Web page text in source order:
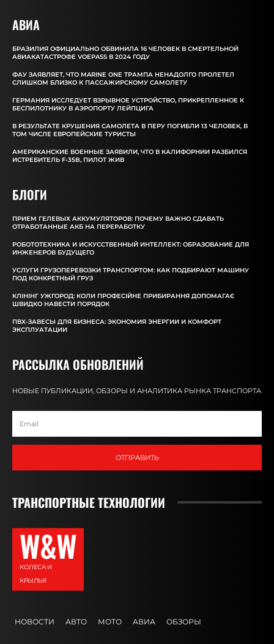
АВИА
БРАЗИЛИЯ ОФИЦИАЛЬНО ОБВИНИЛА 16 ЧЕЛОВЕК В СМЕРТЕЛЬНОЙ
АВИАКАТАСТРОФЕ VOEPASS В 2024 ГОДУ
ФАУ ЗАЯВЛЯЕТ, ЧТО MARINE ONE ТРАМПА НЕНАДОЛГО ПРОЛЕТЕЛ
СЛИШКОМ БЛИЗКО К ПАССАЖИРСКОМУ САМОЛЕТУ
ГЕРМАНИЯ ИССЛЕДУЕТ ВЗРЫВНОЕ УСТРОЙСТВО, ПРИКРЕПЛЕННОЕ К
БЕСПИЛОТНИКУ В АЭРОПОРТУ ЛЕЙПЦИГА
В РЕЗУЛЬТАТЕ КРУШЕНИЯ САМОЛЕТА В ПЕРУ ПОГИБЛИ 13 ЧЕЛОВЕК, В
ТОМ ЧИСЛЕ ЕВРОПЕЙСКИЕ ТУРИСТЫ
АМЕРИКАНСКИЕ ВОЕННЫЕ ЗАЯВИЛИ, ЧТО В КАЛИФОРНИИ РАЗБИЛСЯ
ИСТРЕБИТЕЛЬ F-35B, ПИЛОТ ЖИВ
БЛОГИ
ПРИЕМ ГЕЛЕВЫХ АККУМУЛЯТОРОВ: ПОЧЕМУ ВАЖНО СДАВАТЬ
ОТРАБОТАННЫЕ АКБ НА ПЕРЕРАБОТКУ
РОБОТОТЕХНИКА И ИСКУССТВЕННЫЙ ИНТЕЛЛЕКТ: ОБРАЗОВАНИЕ ДЛЯ
ИНЖЕНЕРОВ БУДУЩЕГО
УСЛУГИ ГРУЗОПЕРЕВОЗКИ ТРАНСПОРТОМ: КАК ПОДБИРАЮТ МАШИНУ
ПОД КОНКРЕТНЫЙ ГРУЗ
КЛІНІНГ УЖГОРОД: КОЛИ ПРОФЕСІЙНЕ ПРИБИРАННЯ ДОПОМАГАЄ
ШВИДКО НАВЕСТИ ПОРЯДОК
ПВХ-ЗАВЕСЫ ДЛЯ БИЗНЕСА: ЭКОНОМИЯ ЭНЕРГИИ И КОМФОРТ
ЭКСПЛУАТАЦИИ
РАССЫЛКА ОБНОВЛЕНИЙ
НОВЫЕ ПУБЛИКАЦИИ, ОБЗОРЫ И АНАЛИТИКА РЫНКА ТРАНСПОРТА
ОТПРАВИТЬ
ТРАНСПОРТНЫЕ ТЕХНОЛОГИИ
W&W
КОЛЕСА И
КРЫЛЬЯ
НОВОСТИ АВТО МОТО АВИА ОБЗОРЫ